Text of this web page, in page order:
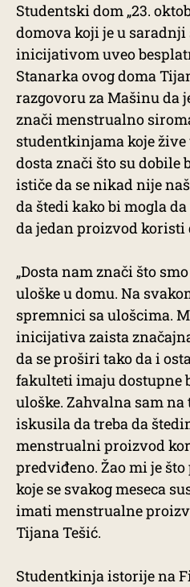
Studentski dom „23.
domova koji je u saradnji
inicijativom uveo
Stanarka ovog doma
razgovoru za Mašinu da
znači menstrualno
studentkinjama koje
dosta znači što su dobile
ističe da se nikad nije
da štedi kako bi mogla
da jedan proizvod koristi
„Dosta nam znači što
uloške u domu. Na
spremnici sa ulošcima.
inicijativa zaista
da se proširi tako da i
fakulteti imaju dostupne
uloške. Zahvalna sam na
iskusila da treba da
menstrualni proizvod
predviđeno. Žao mi je
koje se svakog meseca
imati menstrualne
Tijana Tešić.
Studentkinja istorije na